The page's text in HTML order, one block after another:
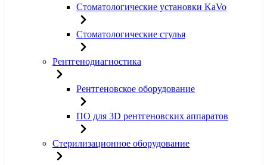
Стоматологические установки KaVo
Стоматологические стулья
Рентгенодиагностика
Рентгеновское оборудование
ПО для 3D рентгеновских аппаратов
Стерилизационное оборудование